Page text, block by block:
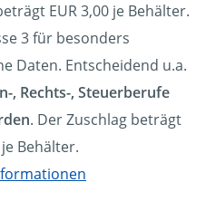
EUR 3,00 je Behälter.
3 für besonders
Daten. Entscheidend u.a.
, Rechts-, Steuerberufe
. Der Zuschlag beträgt
je Behälter.